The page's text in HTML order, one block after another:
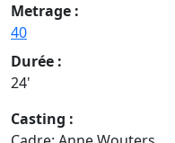
Metrage :
40
Durée :
24'
Casting :